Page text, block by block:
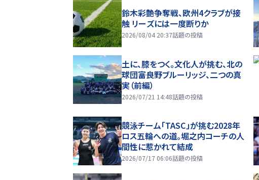
鈴木彩艶争奪戦、欧州4クラブが接
触 リーズには一度断りか
2026/08/04 20:37話題の投稿
土に、膝をつく。文化人が挑む、北の
球団――富良野ブルーリッジ、二つの真
実（前編）
2026/07/21 14:48話題の投稿
競泳チーム「TASC」が挑む2028年
ロス五輪への道。堀之内コーチの人
間性に惹かれて結成
2026/07/17 06:06話題の投稿